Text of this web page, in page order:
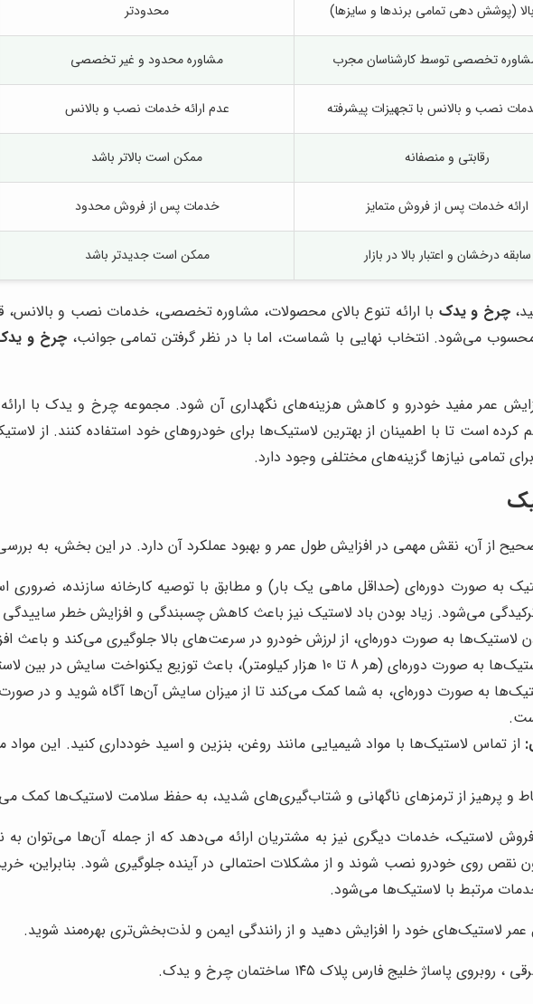
(پوشش دهی تمامی برندها و سایزها) محدودتر
مشاوره تخصصی توسط کارشناسان مجرب مشاوره محدود و غیر تخصصی
نصب و بالانس با تجهیزات پیشرفته عدم ارائه خدمات نصب و بالانس
رقابتی و منصفانه ممکن است بالاتر باشد
ارائه خدمات پس از فروش متمایز خدمات پس از فروش محدود
سابقه درخشان و اعتبار بالا در بازار ممکن است جدیدتر باشد
چرخ و یدک با ارائه تنوع بالای محصولات، مشاوره تخصصی، خدمات نصب و
محسوب می‌شود. انتخاب نهایی با شماست، اما با در نظر گرفتن تمامی جوانب،چرخ و
عمر مفید خودرو و کاهش هزینه‌های نگهداری آن شود. مجموعه چرخ و یدک با ارائه
کرده است تا با اطمینان از بهترین لاستیک‌ها برای خودروهای خود استفاده کنند.
تمامی نیازها گزینه‌های مختلفی وجود دارد.
از آن، نقش مهمی در افزایش طول عمر و بهبود عملکرد آن دارد. در این بخش، به
به صورت دوره‌ای (حداقل ماهی یک بار) و مطابق با توصیه کارخانه سازنده،
می‌شود. زیاد بودن باد لاستیک نیز باعث کاهش چسبندگی و افزایش خطر
لاستیک‌ها به صورت دوره‌ای، از لرزش خودرو در سرعت‌های بالا جلوگیری می‌کند و
کیلومتر)، باعث توزیع یکنواخت سایش در بین لاستیک‌ها می‌شود و طول عمر آن‌ها را افزایش می‌دهد.
به صورت دوره‌ای، به شما کمک می‌کند تا از میزان سایش آن‌ها آگاه شوید و در
از تماس لاستیک‌ها با مواد شیمیایی مانند روغن، بنزین و اسید خودداری کنید. این
و پرهیز از ترمزهای ناگهانی و شتاب‌گیری‌های شدید، به حفظ سلامت لاستیک‌ها کمک
لاستیک، خدمات دیگری نیز به مشتریان ارائه می‌دهد که از جمله آن‌ها می‌توان
نقص روی خودرو نصب شوند و از مشکلات احتمالی در آینده جلوگیری شود. بنابراین،
مرتبط با لاستیک‌ها می‌شود.
عمر لاستیک‌های خود را افزایش دهید و از رانندگی ایمن و لذت‌بخش‌تری بهره‌مند شوید.
پاساژ خلیج فارس پلاک ۱۴۵ ساختمان چرخ و یدک.